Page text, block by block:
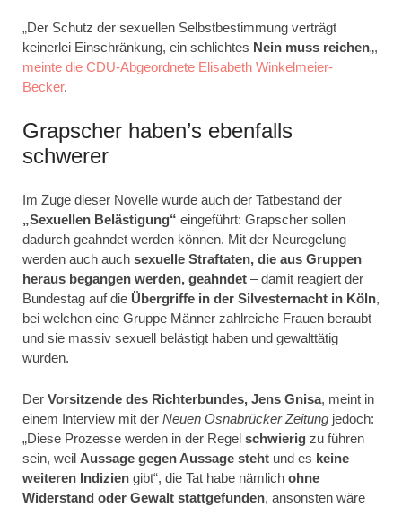
„Der Schutz der sexuellen Selbstbestimmung verträgt
keinerlei Einschränkung, ein schlichtes Nein muss reichen„,
meinte die CDU-Abgeordnete Elisabeth Winkelmeier-
Becker.
Grapscher haben’s ebenfalls
schwerer
Im Zuge dieser Novelle wurde auch der Tatbestand der
„Sexuellen Belästigung“ eingeführt: Grapscher sollen
dadurch geahndet werden können. Mit der Neuregelung
werden auch auch sexuelle Straftaten, die aus Gruppen
heraus begangen werden, geahndet – damit reagiert der
Bundestag auf die Übergriffe in der Silvesternacht in Köln,
bei welchen eine Gruppe Männer zahlreiche Frauen beraubt
und sie massiv sexuell belästigt haben und gewalttätig
wurden.
Der Vorsitzende des Richterbundes, Jens Gnisa, meint in
einem Interview mit der Neuen Osnabrücker Zeitung jedoch:
„Diese Prozesse werden in der Regel schwierig zu führen
sein, weil Aussage gegen Aussage steht und es keine
weiteren Indizien gibt“, die Tat habe nämlich ohne
Widerstand oder Gewalt stattgefunden, ansonsten wäre